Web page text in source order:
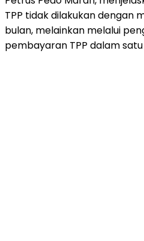
TPP tidak dilakukan dengan
bulan, melainkan melalui
pembayaran TPP dalam